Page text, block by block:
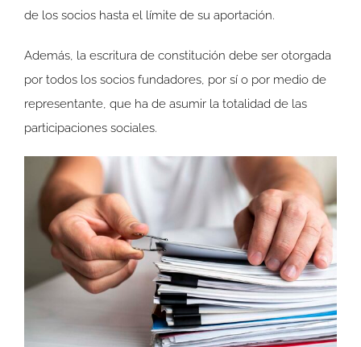
de los socios hasta el límite de su aportación.
Además, la escritura de constitución debe ser otorgada
por todos los socios fundadores, por sí o por medio de
representante, que ha de asumir la totalidad de las
participaciones sociales.